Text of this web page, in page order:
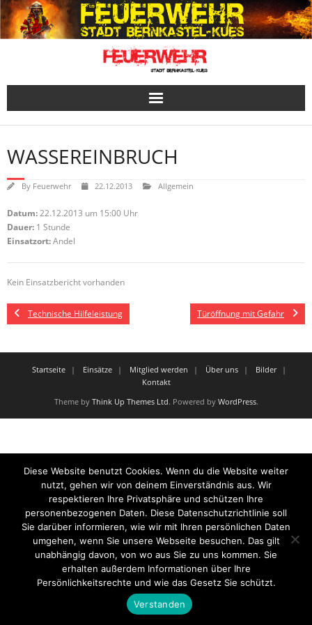
Skip
to
content
WASSEREINBRUCH
By Feuerwehr 22.12.2013 Allgemein
Datum:22.12.2013 um 15:00 Uhr
Dauer: 1 Stunde
Einsatzort:Andel
Kein Einsatzbericht vorhanden
Technische Hilfeleistung Türöffnung mit Gefahr
Startseite Einsätze Mitglied werden Über uns
Bilder
Kontakt
Theme by Think Up Themes Ltd. Powered by WordPress.
Diese Website benutzt Cookies. Wenn du die Website weiter
nutzt, gehen wir von deinem Einverständnis aus. Wir
respektieren Ihre Privatsphäre und schützen Ihre
personenbezogenen Daten. Diese Datenschutzrichtlinie soll
Sie darüber informieren, wie wir mit Ihren persönlichen Daten
umgehen, wenn Sie unsere Webseite besuchen. Das gilt
unabhängig davon, von wo aus Sie zu uns kommen. Sie
erhalten außerdem Informationen über Ihre
Persönlichkeitsrechte und wie das Gesetz Sie schützt.
Verstanden